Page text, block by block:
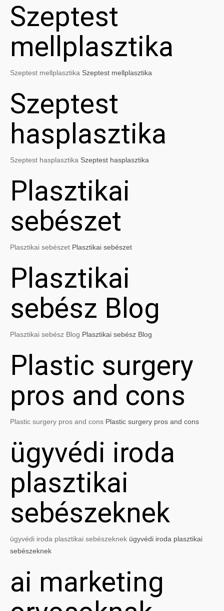
Szeptest
mellplasztika
Szeptest mellplasztika Szeptest mellplasztika
Szeptest
hasplasztika
Szeptest hasplasztika Szeptest hasplasztika
Plasztikai
sebészet
Plasztikai sebészet Plasztikai sebészet
Plasztikai
sebész Blog
Plasztikai sebész Blog Plasztikai sebész Blog
Plastic surgery
pros and cons
Plastic surgery pros and cons Plastic surgery pros and cons
ügyvédi iroda
plasztikai
sebészeknek
ügyvédi iroda plasztikai sebészeknek ügyvédi iroda plasztikai
sebészeknek
ai marketing